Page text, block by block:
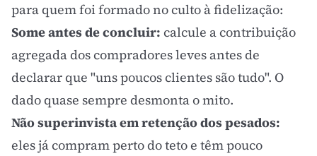
para quem foi formado no culto à fidelização:
Some antes de concluir: calcule a contribuição
agregada dos compradores leves antes de
declarar que "uns poucos clientes são tudo". O
dado quase sempre desmonta o mito.
Não superinvista em retenção dos pesados:
eles já compram perto do teto e têm pouco